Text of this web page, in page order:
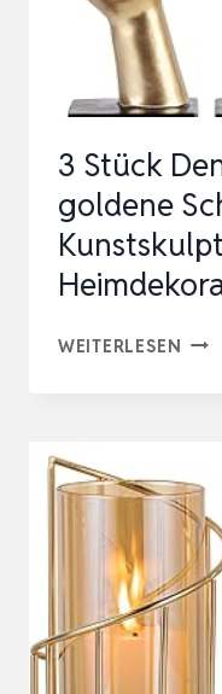
3 Stück
goldene
WEITERLESEN 3